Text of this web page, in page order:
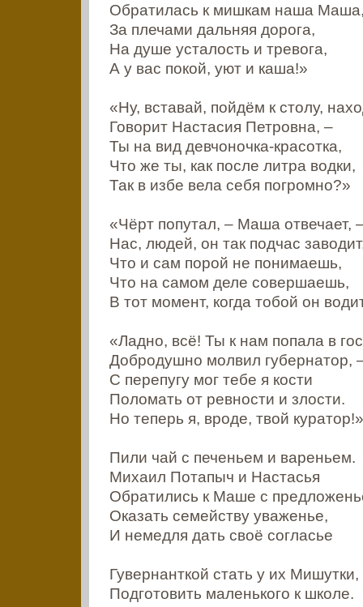
Обратилась к мишкам наша
За плечами дальняя дорога,
На душе усталость и тревога,
А у вас покой, уют и каша!»
«Ну, вставай, пойдём к столу,
Говорит Настасия Петровна, –
Ты на вид девчоночка-красотка,
Что же ты, как после литра водки,
Так в избе вела себя погромно?»
«Чёрт попутал, – Маша отвечает,
Нас, людей, он так подчас
Что и сам порой не понимаешь,
Что на самом деле совершаешь,
В тот момент, когда тобой он
«Ладно, всё! Ты к нам попала в
Добродушно молвил губернатор,
С перепугу мог тебе я кости
Поломать от ревности и злости.
Но теперь я, вроде, твой куратор!»
Пили чай с печеньем и вареньем.
Михаил Потапыч и Настасья
Обратились к Маше с
Оказать семейству уваженье,
И немедля дать своё согласье
Гувернанткой стать у их Мишутки,
Подготовить маленького к школе.